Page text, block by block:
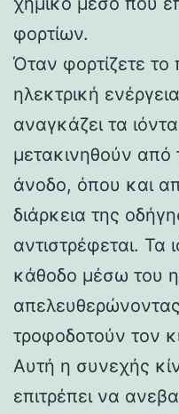
φορτίων.
Όταν φορτίζετε
ηλεκτρική
αναγκάζει τα
μετακινηθούν
άνοδο, όπου και
διάρκεια της
αντιστρέφεται. Τα
κάθοδο μέσω του
τροφοδοτούν τον
Αυτή η συνεχής
επιτρέπει να